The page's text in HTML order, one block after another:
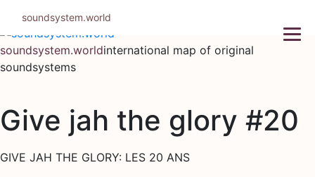
content
soundsystem.worldinternational map of original
soundsystems
Give jah the glory #20
GIVE JAH THE GLORY: LES 20 ANS
soundsystem.world